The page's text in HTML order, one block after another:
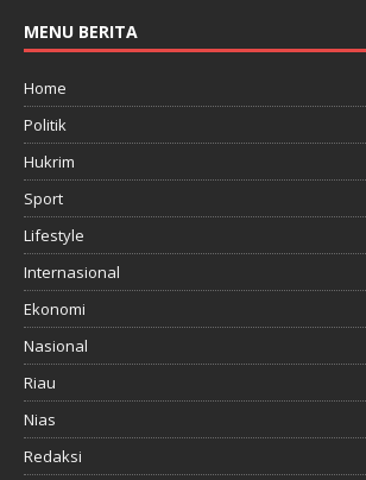
MENU BERITA
Home
Politik
Hukrim
Sport
Lifestyle
Internasional
Ekonomi
Nasional
Riau
Nias
Redaksi